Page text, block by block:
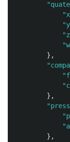
"
"x
"y
"z
"w
},
"
"
"
},
"
"
"
},